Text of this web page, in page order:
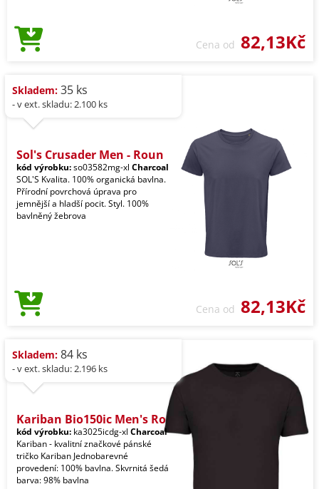
Cena od 82,13Kč
Skladem: 35 ks
- v ext. skladu: 2.100 ks
Sol's Crusader Men - Roun
kód výrobku:so03582mg-xl Charcoal
SOL'S Kvalita. 100% organická bavlna.
Přírodní povrchová úprava pro
jemnější a hladší pocit. Styl. 100%
bavlněný žebrova
Cena od 82,13Kč
Skladem: 84 ks
- v ext. skladu: 2.196 ks
Kariban Bio150ic Men's Ro
kód výrobku: ka3025icdg-xl Charcoal
Kariban - kvalitní značkové pánské
tričko Kariban Jednobarevné
provedení: 100% bavlna. Skvrnitá šedá
barva: 98% bavlna